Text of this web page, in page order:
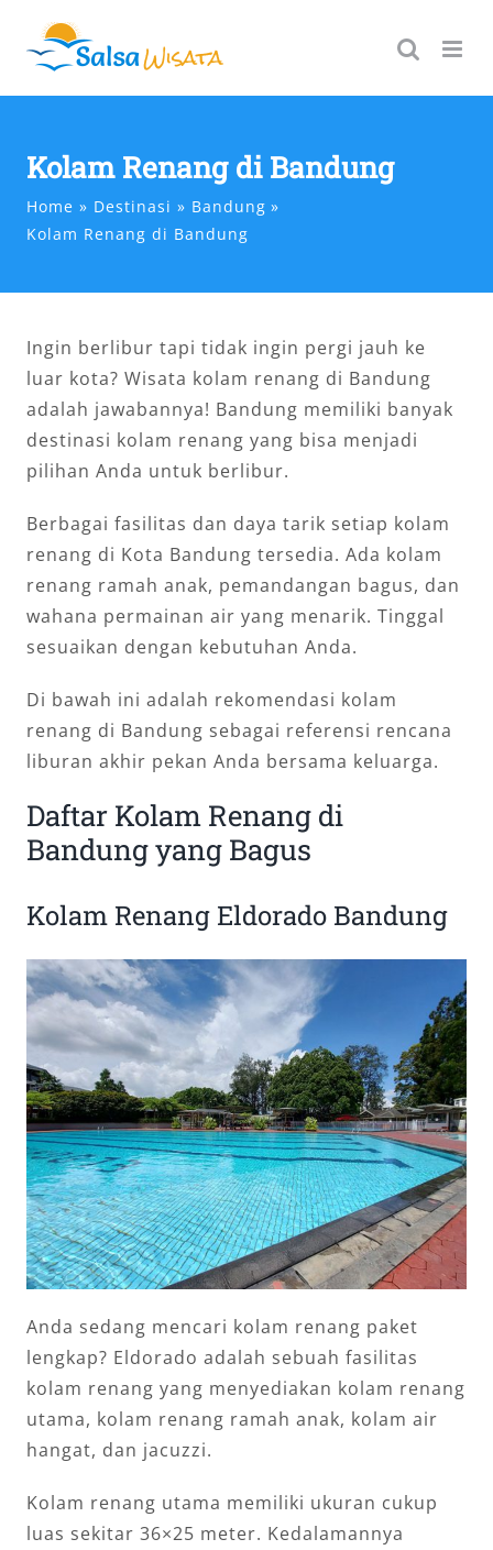
content
Kolam Renang di Bandung
Home Destinasi
Bandung
Kolam Renang di Bandung
Ingin berlibur tapi tidak ingin pergi jauh ke
luar kota? Wisata kolam renang di Bandung
adalah jawabannya! Bandung memiliki banyak
destinasi kolam renang yang bisa menjadi
pilihan Anda untuk berlibur.
Berbagai fasilitas dan daya tarik setiap kolam
renang di Kota Bandung tersedia. Ada kolam
renang ramah anak, pemandangan bagus, dan
wahana permainan air yang menarik. Tinggal
sesuaikan dengan kebutuhan Anda.
Di bawah ini adalah rekomendasi kolam
renang di Bandung sebagai referensi rencana
liburan akhir pekan Anda bersama keluarga.
Daftar Kolam Renang di
Bandung yang Bagus
Kolam Renang Eldorado Bandung
Anda sedang mencari kolam renang paket
lengkap? Eldorado adalah sebuah fasilitas
kolam renang yang menyediakan kolam renang
utama, kolam renang ramah anak, kolam air
hangat, dan jacuzzi.
Kolam renang utama memiliki ukuran cukup
luas sekitar 36×25 meter. Kedalamannya